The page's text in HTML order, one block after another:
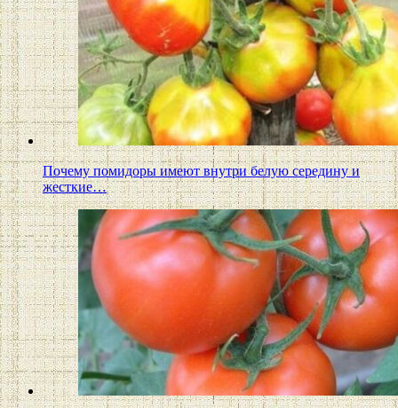
Почему помидоры имеют внутри белую середину и
жесткие…